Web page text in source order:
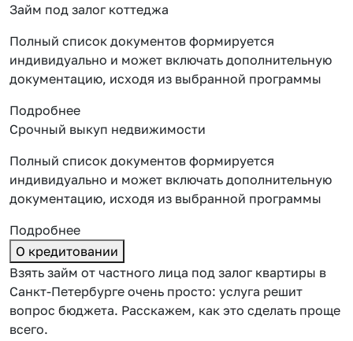
Займ под залог коттеджа
Полный список документов формируется
индивидуально и может включать дополнительную
документацию, исходя из выбранной программы
Подробнее
Срочный выкуп недвижимости
Полный список документов формируется
индивидуально и может включать дополнительную
документацию, исходя из выбранной программы
Подробнее
О кредитовании
Взять займ от частного лица под залог квартиры в
Санкт-Петербурге очень просто: услуга решит
вопрос бюджета. Расскажем, как это сделать проще
всего.